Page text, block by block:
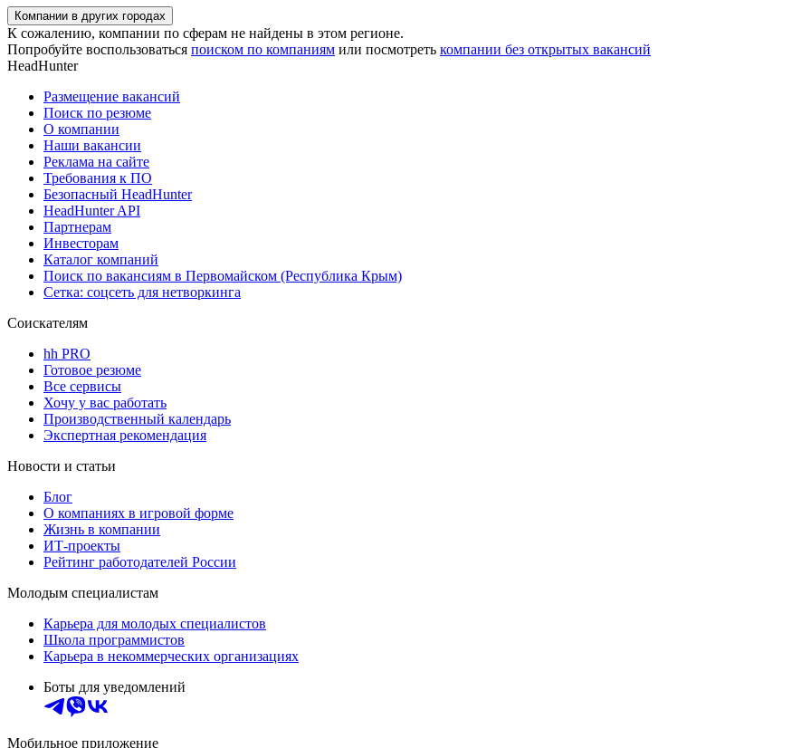
Компании в других городах
К сожалению, компании по сферам не найдены в этом регионе.
Попробуйте воспользоваться поиском по компаниям или посмотреть компании без открытых вакансий
HeadHunter
Размещение вакансий
Поиск по резюме
О компании
Наши вакансии
Реклама на сайте
Требования к ПО
Безопасный HeadHunter
HeadHunter API
Партнерам
Инвесторам
Каталог компаний
Поиск по вакансиям в Первомайском (Республика Крым)
Сетка: соцсеть для нетворкинга
Соискателям
hh PRO
Готовое резюме
Все сервисы
Хочу у вас работать
Производственный календарь
Экспертная рекомендация
Новости и статьи
Блог
О компаниях в игровой форме
Жизнь в компании
ИТ-проекты
Рейтинг работодателей России
Молодым специалистам
Карьера для молодых специалистов
Школа программистов
Карьера в некоммерческих организациях
Боты для уведомлений
Мобильное приложение